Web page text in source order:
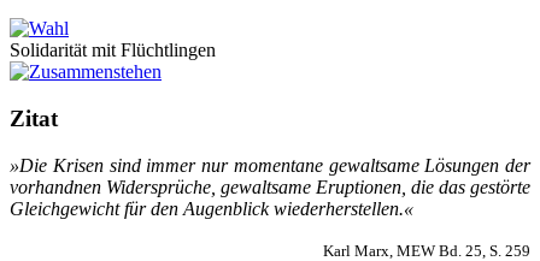
Solidarität mit Flüchtlingen
Zitat
»Die Kri­sen sind im­mer nur mo­men­ta­ne ge­walt­sa­me Lö­sun­gen der
vor­hand­nen Wi­der­sprü­che, ge­walt­sa­me Erup­tio­nen, die das ge­stör­te
Gleich­ge­wicht für den Au­gen­blick wie­der­her­stel­len.«
Karl Marx, MEW Bd. 25, S. 259